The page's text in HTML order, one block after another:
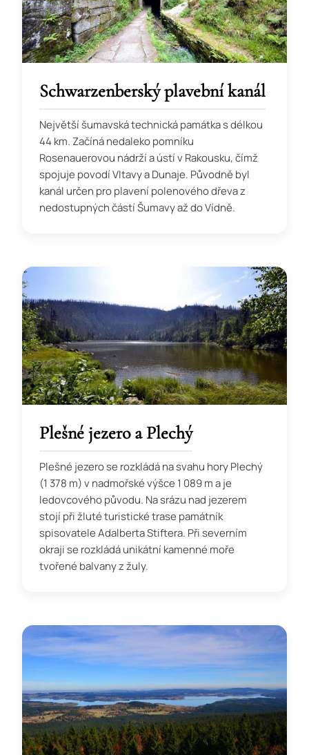
Schwarzenberský plavební kanál
Největší šumavská technická památka s délkou
44 km. Začíná nedaleko pomníku
Rosenauerovou nádrží a ústí v Rakousku, čímž
spojuje povodí Vltavy a Dunaje. Původně byl
kanál určen pro plavení polenového dřeva z
nedostupných částí Šumavy až do Vídně.
Plešné jezero a Plechý
Plešné jezero se rozkládá na svahu hory Plechý
(1 378 m) v nadmořské výšce 1 089 m a je
ledovcového původu. Na srázu nad jezerem
stojí při žluté turistické trase památník
spisovatele Adalberta Stiftera. Při severním
okraji se rozkládá unikátní kamenné moře
tvořené balvany z žuly.